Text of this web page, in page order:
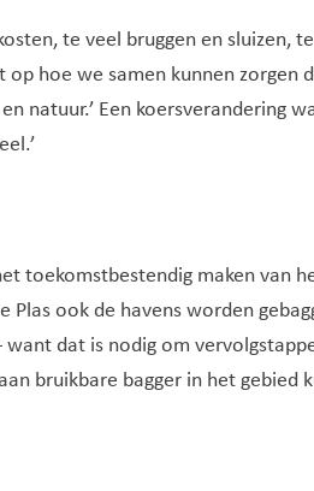
te veel bruggen en sluizen,
op hoe we samen kunnen zorgen
natuur.’ Een koersverandering
toekomstbestendig maken van
Plas ook de havens worden
dat is nodig om
bruikbare bagger in het gebied